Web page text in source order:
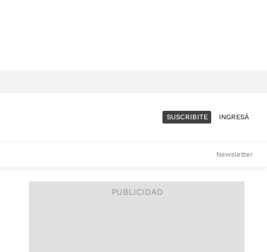
ACCESO FULL - $1.800/MES
SUSCRIBITE INGRESÁ
Newsletter